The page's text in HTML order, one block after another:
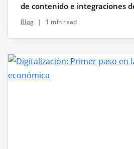
de contenido e integraciones
Blog | 1 min read